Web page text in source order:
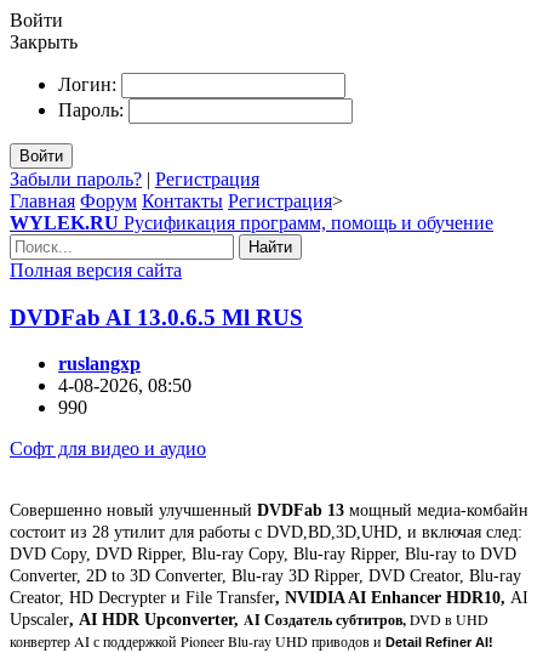
Войти
Закрыть
Логин:
Пароль:
Войти
Забыли пароль? | Регистрация
Главная Форум Контакты Регистрация>
WYLEK.RU Русификация программ, помощь и обучение
Найти
Полная версия сайта
DVDFab AI 13.0.6.5 Ml RUS
ruslangxp
4-08-2026, 08:50
990
Софт для видео и аудио
Cовершенно новый улучшенный DVDFab 13 мощный медиа-комбайн
состоит из 28 утилит для работы с DVD,BD,3D,UHD, и включая след:
DVD Copy, DVD Ripper, Blu-ray Copy, Blu-ray Ripper, Blu-ray to DVD
Converter, 2D to 3D Converter, Blu-ray 3D Ripper, DVD Creator, Blu-ray
Creator, HD Decrypter и File Transfer, NVIDIA AI Enhancer HDR10, AI
Upscaler, AI HDR Upconverter, AI Создатель субтитров,DVD в UHD
конвертер AI с поддержкой Pioneer Blu-ray UHD приводов и Detail Refiner AI !